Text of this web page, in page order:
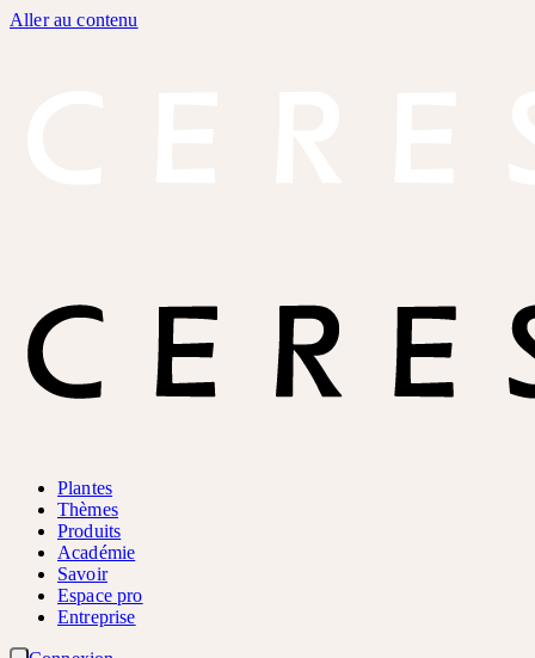
Aller au contenu
Plantes
Thèmes
Produits
Académie
Savoir
Espace pro
Entreprise